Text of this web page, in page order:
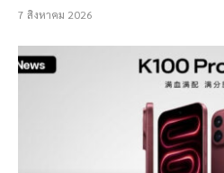
7 สิงหาคม 2026